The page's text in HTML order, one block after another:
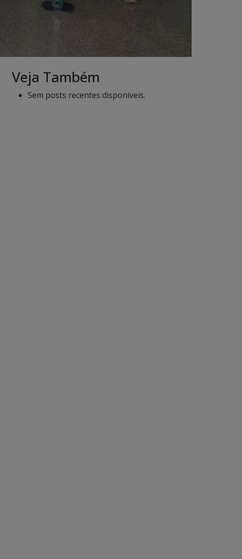
Veja Também
Sem posts recentes disponíveis.